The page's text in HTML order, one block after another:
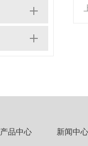
产品中心 新闻中心